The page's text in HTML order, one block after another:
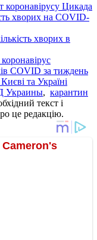
коронавірусу Цикада
хворих на COVID-
хворих в
COVID за тиждень
та Україні
Украины, карантин
текст і
це редакцію.